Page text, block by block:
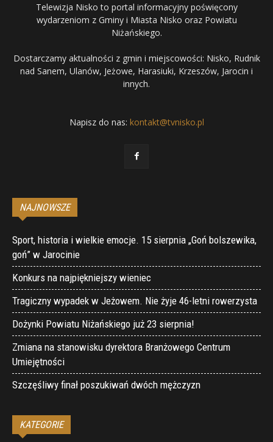
Telewizja Nisko to portal informacyjny poświęcony
wydarzeniom z Gminy i Miasta Nisko oraz Powiatu
Niżańskiego.
Dostarczamy aktualności z gmin i miejscowości: Nisko, Rudnik
nad Sanem, Ulanów, Jeżowe, Harasiuki, Krzeszów, Jarocin i
innych.
Napisz do nas: kontakt@tvnisko.pl
NAJNOWSZE
Sport, historia i wielkie emocje. 15 sierpnia „Goń bolszewika,
goń” w Jarocinie
Konkurs na najpiękniejszy wieniec
Tragiczny wypadek w Jeżowem. Nie żyje 46-letni rowerzysta
Dożynki Powiatu Niżańskiego już 23 sierpnia!
Zmiana na stanowisku dyrektora Branżowego Centrum
Umiejętności
Szczęśliwy finał poszukiwań dwóch mężczyzn
KATEGORIE